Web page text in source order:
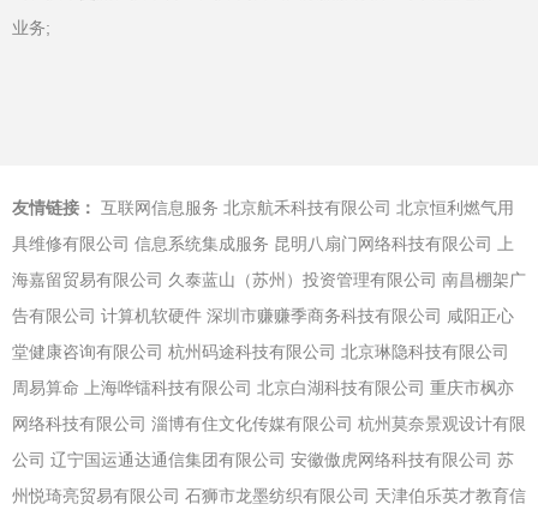
业务;
友情链接： 互联网信息服务 北京航禾科技有限公司 北京恒利燃气用
具维修有限公司 信息系统集成服务 昆明八扇门网络科技有限公司
上
海嘉留贸易有限公司 久泰蓝山（苏州）投资管理有限公司 南昌棚架广
告有限公司 计算机软硬件 深圳市赚赚季商务科技有限公司 咸阳正心
堂健康咨询有限公司 杭州码途科技有限公司 北京琳隐科技有限公司
周易算命
上海哗镭科技有限公司 北京白湖科技有限公司 重庆市枫亦
网络科技有限公司 淄博有住文化传媒有限公司 杭州莫奈景观设计有限
公司 辽宁国运通达通信集团有限公司 安徽傲虎网络科技有限公司 苏
州悦琦亮贸易有限公司 石狮市龙墨纺织有限公司 天津伯乐英才教育信